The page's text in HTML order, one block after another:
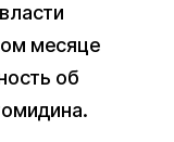
месяце
об